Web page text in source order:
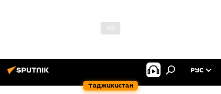
Таджикистан
РУС